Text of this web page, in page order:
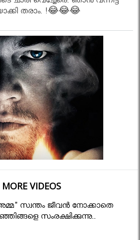
തരാം. !😂😂😂
MORE VIDEOS
സ്വന്തം ജീവൻ നോക്കാതെ
സംരക്ഷിക്കുന്നു..